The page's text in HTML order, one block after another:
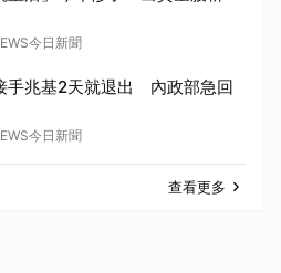
今日新聞
手兆基2天就退出 內政部急回
今日新聞
查看更多